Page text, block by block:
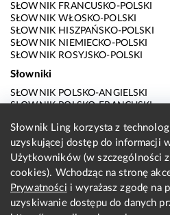
SŁOWNIK FRANCUSKO-POLSKI
SŁOWNIK WŁOSKO-POLSKI
SŁOWNIK HISZPAŃSKO-POLSKI
SŁOWNIK NIEMIECKO-POLSKI
SŁOWNIK ROSYJSKO-POLSKI
Słowniki
SŁOWNIK POLSKO-ANGIELSKI
SŁOWNIK POLSKO-FRANCUSKI
SŁOWNIK POLSKO-HISZPAŃSKI
SŁOWNIK POLSKO-NIEMIECKI
SŁOWNIK POLSKO-ROSYJSKI
SŁOWNIK ANGIELSKO-POLSKI
SŁOWNIK FRANCUSKO-POLSKI
SŁOWNIK WŁOSKO-POLSKI
SŁOWNIK HISZPAŃSKO-POLSKI
Słownik Ling korzysta z
uzyskującej dostęp do informacji
Użytkowników (w szczególności
cookies). Wchodząc na stronę
Prywatności i wyrażasz zgodę na
uzyskiwanie dostępu do danych